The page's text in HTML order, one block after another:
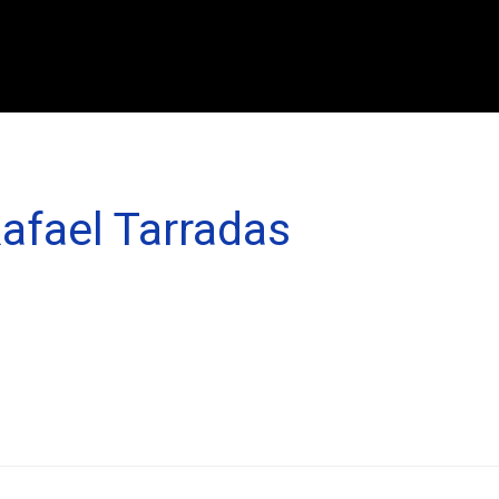
Tarradas